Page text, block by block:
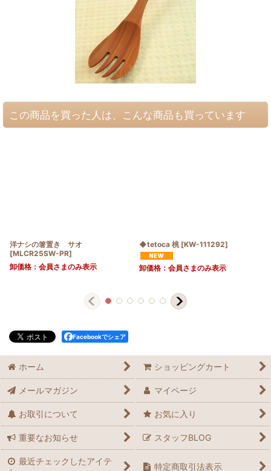
この商品を買った人は、こんな商品も買っています
洋ナシの箸置き サオ
[MLCR25SW-PR]
卸価格：会員さまのみ表示
◆tetoca 桃 [KW-111292]
卸価格：会員さまのみ表示
Facebookでシェア
ホーム ショッピングカート
メールマガジン マイページ
お取引について お気に入り
重要なお知らせ スタッフBLOG
最近チェックしたアイテ
特定商取引法表示